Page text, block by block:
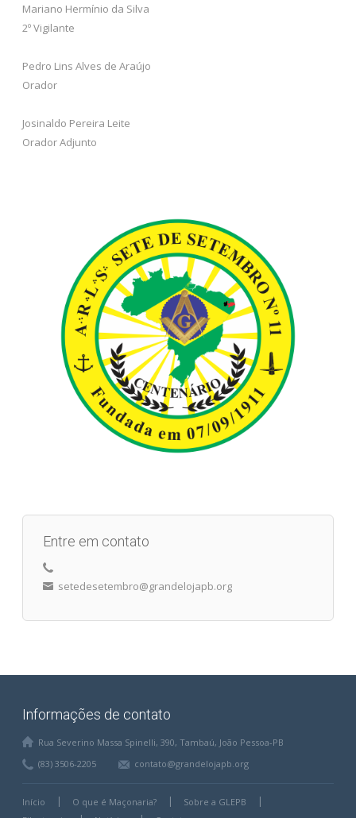
Mariano Hermínio da Silva
2º Vigilante
Pedro Lins Alves de Araújo
Orador
Josinaldo Pereira Leite
Orador Adjunto
Entre em contato
setedesetembro@grandelojapb.org
Informações de contato
Rua Severino Massa Spinelli, 390, Tambaú, João Pessoa-PB
(83) 3506-2205
contato@grandelojapb.org
Início O que é Maçonaria?
Sobre a GLEPB